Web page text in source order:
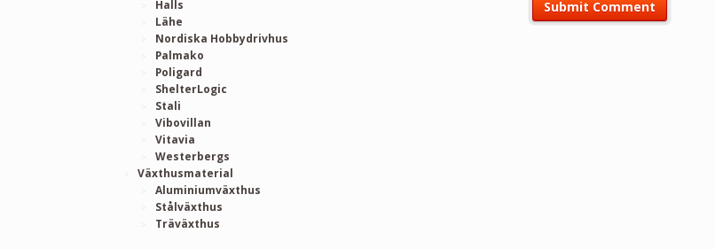
Halls
Lähe
Nordiska Hobbydrivhus
Palmako
Poligard
ShelterLogic
Stali
Vibovillan
Vitavia
Westerbergs
Växthusmaterial
Aluminiumväxthus
Stålväxthus
Träväxthus